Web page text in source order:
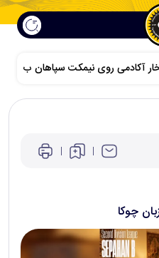
آکادمی روی نیمکت سپاهان ب
چوکا